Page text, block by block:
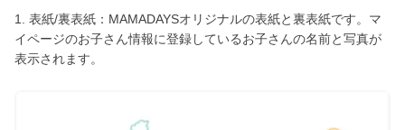
1. 表紙/裏表紙：MAMADAYSオリジナルの表紙と裏表紙です。マ
イページのお子さん情報に登録しているお子さんの名前と写真が
表示されます。